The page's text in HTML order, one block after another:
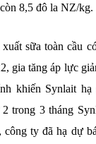
8,5 đô la NZ/kg.
sữa toàn cầu
gia tăng áp lực
khiến Synlait hạ
trong 3 tháng
công ty đã hạ dự